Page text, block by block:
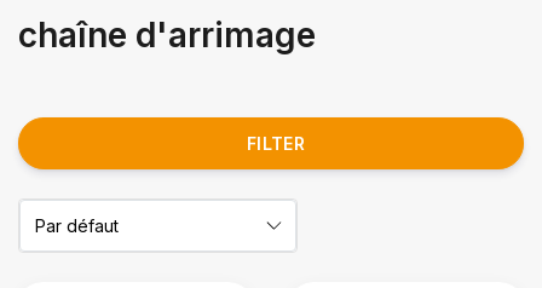
chaîne d'arrimage
FILTER